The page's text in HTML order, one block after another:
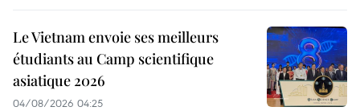
Le Vietnam envoie ses meilleurs
étudiants au Camp scientifique
asiatique 2026
04/08/2026 04:25